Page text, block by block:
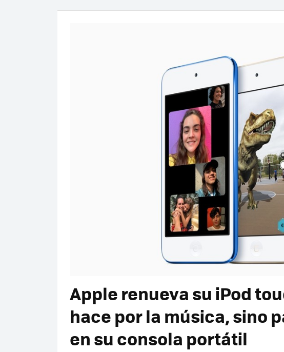
Apple renueva su iPod
hace por la música, sino
en su consola portátil